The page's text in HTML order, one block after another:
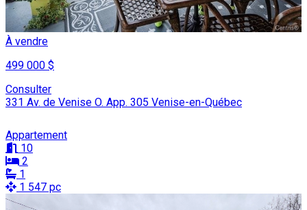
À vendre
499 000 $
Consulter
331 Av. de Venise O. App. 305 Venise-en-Québec
Appartement
10
2
1
1 547 pc